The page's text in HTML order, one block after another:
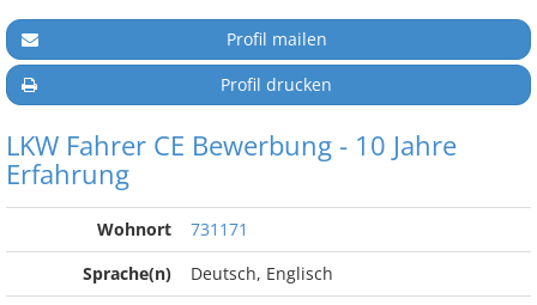
Profil mailen
Profil drucken
LKW Fahrer CE Bewerbung - 10 Jahre
Erfahrung
Wohnort
731171
Sprache(n)
Deutsch, Englisch